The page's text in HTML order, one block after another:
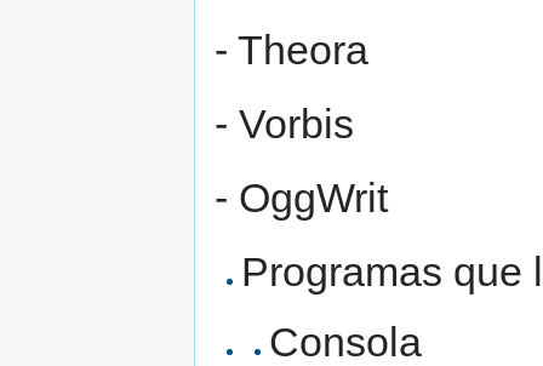
- Theora
- Vorbis
- OggWrit
Programas que
Consola